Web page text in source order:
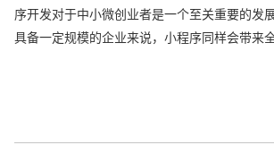
序开发对于中小微创业者是一个至关重要的发
具备一定规模的企业来说，小程序同样会带来